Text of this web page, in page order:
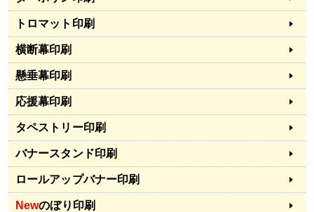
トロマット印刷
横断幕印刷
懸垂幕印刷
応援幕印刷
タペストリー印刷
バナースタンド印刷
ロールアップバナー印刷
Newのぼり印刷